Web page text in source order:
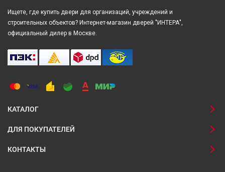
Ищете, где купить двери для организаций, учреждений и
строительных объектов? Интернет-магазин дверей "ИНТЕРА",
официальный дилер в Москве.
КАТАЛОГ
ДЛЯ ПОКУПАТЕЛЕЙ
КОНТАКТЫ